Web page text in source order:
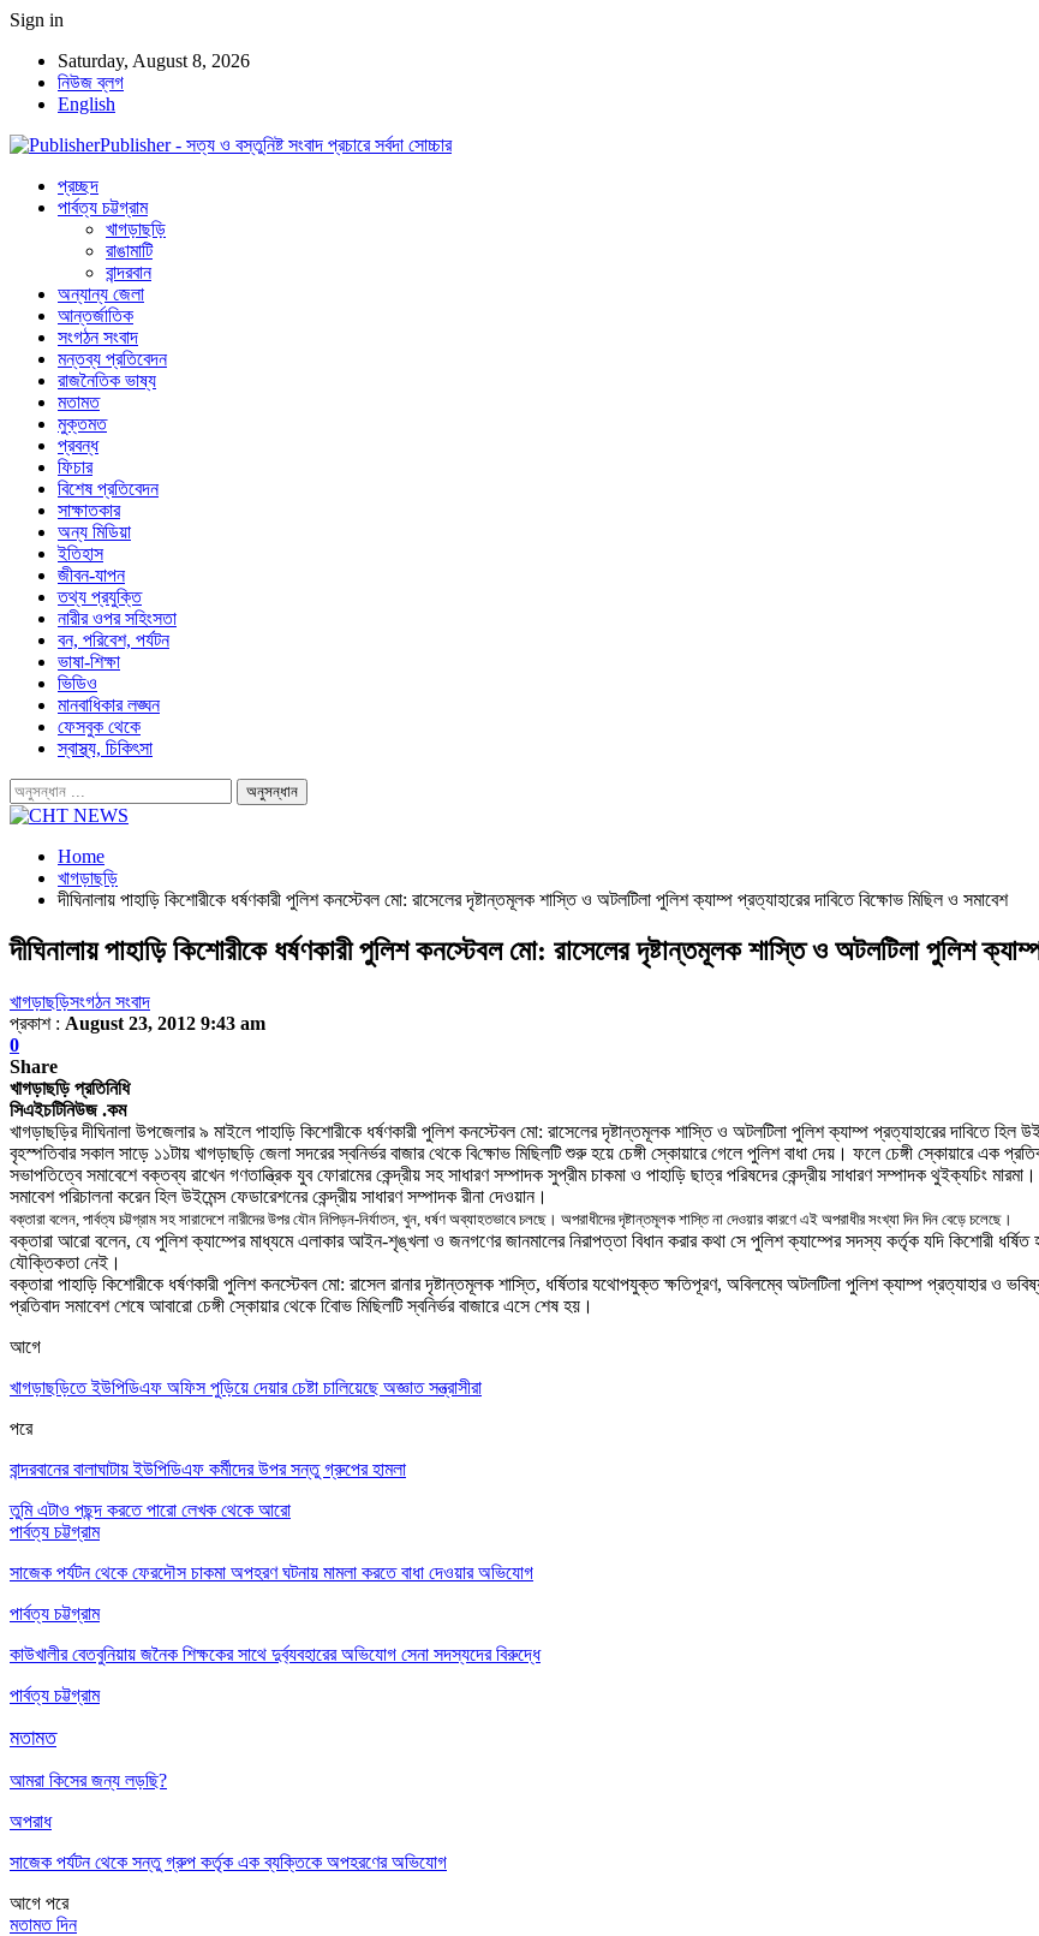
Sign in
Saturday, August 8, 2026
নিউজ ব্লগ
English
Publisher - সত্য ও বস্তুনিষ্ট সংবাদ প্রচারে সর্বদা সোচ্চার
প্রচ্ছদ
পার্বত্য চট্টগ্রাম
খাগড়াছড়ি
রাঙামাটি
বান্দরবান
অন্যান্য জেলা
আন্তর্জাতিক
সংগঠন সংবাদ
মন্তব্য প্রতিবেদন
রাজনৈতিক ভাষ্য
মতামত
মুক্তমত
প্রবন্ধ
ফিচার
বিশেষ প্রতিবেদন
সাক্ষাতকার
অন্য মিডিয়া
ইতিহাস
জীবন-যাপন
তথ্য প্রযুক্তি
নারীর ওপর সহিংসতা
বন, পরিবেশ, পর্যটন
ভাষা-শিক্ষা
ভিডিও
মানবাধিকার লঙ্ঘন
ফেসবুক থেকে
স্বাস্থ্য, চিকিৎসা
Home
খাগড়াছড়ি
দীঘিনালায় পাহাড়ি কিশোরীকে ধর্ষণকারী পুলিশ কনস্টেবল মো: রাসেলের দৃষ্টান্তমূলক শাস্তি ও অটলটিলা পুলিশ ক্যাম্প প্রত্যাহারের দাবিতে বিক্ষোভ মিছিল ও সমাবেশ
দীঘিনালায় পাহাড়ি কিশোরীকে ধর্ষণকারী পুলিশ কনস্টেবল মো: রাসেলের দৃষ্টান্তমূলক শাস্তি ও অটলটিলা পুলিশ
খাগড়াছড়িসংগঠন সংবাদ
প্রকাশ : August 23, 2012 9:43 am
0
Share
খাগড়াছড়ি প্রতিনিধি
সিএইচটিনিউজ .কম
খাগড়াছড়ির দীঘিনালা উপজেলার ৯ মাইলে পাহাড়ি কিশোরীকে ধর্ষণকারী পুলিশ কনস্টেবল মো: রাসেলের দৃষ্টান্তমূলক শাস্তি ও অটলটিলা পুলিশ ক্যাম্প প্রত্যাহারের দাবিতে হিল
বৃহস্পতিবার সকাল সাড়ে ১১টায় খাগড়াছড়ি জেলা সদরের স্বনির্ভর বাজার থেকে বিক্ষোভ মিছিলটি শুরু হয়ে চেঙ্গী স্কোয়ারে গেলে পুলিশ বাধা দেয় । ফলে চেঙ্গী স্কোয়ারে এক
সভাপতিত্বে সমাবেশে বক্তব্য রাখেন গণতান্ত্রিক যুব ফোরামের কেন্দ্রীয় সহ সাধারণ সম্পাদক সুপ্রীম চাকমা ও পাহাড়ি ছাত্র পরিষদের কেন্দ্রীয় সাধারণ সম্পাদক থুইক্যচিং মারমা ।
সমাবেশ পরিচালনা করেন হিল উইমেন্স ফেডারেশনের কেন্দ্রীয় সাধারণ সম্পাদক রীনা দেওয়ান।
বক্তারা বলেন পার্বত্য চট্টগ্রাম সহ সারাদেশে নারীদের উপর যৌন নিপিড়ন-নির্যাতন খুন ধর্ষণ অব্যাহতভাবে চলছে । অপরাধীদের দৃষ্টান্তমূলক শাস্তি না দেওয়ার কারণে এই অপরাধীর সংখ্যা দিন দিন বেড়ে চলেছে ।
বক্তারা আরো বলেন, যে পুলিশ ক্যাম্পের মাধ্যমে এলাকার আইন-শৃঙ্খলা ও জনগণের জানমালের নিরাপত্তা বিধান করার কথা সে পুলিশ ক্যাম্পের সদস্য কর্তৃক যদি কিশোরী ধর্ষিত
যৌক্তিকতা নেই ।
বক্তারা পাহাড়ি কিশোরীকে ধর্ষণকারী পুলিশ কনস্টেবল মো: রাসেল রানার দৃষ্টান্তমূলক শাস্তি, ধর্ষিতার যথোপযুক্তক্ষতিপূরণ, অবিলম্বে অটলটিলা পুলিশ ক্যাম্প প্রত্যাহার ও
প্রতিবাদ সমাবেশ শেষে আবারো চেঙ্গী স্কোয়ার থেকে বিােভ মিছিলটি স্বনির্ভর বাজারে এসে শেষ হয় ।
আগে
খাগড়াছড়িতে ইউপিডিএফ অফিস পুড়িয়ে দেয়ার চেষ্টা চালিয়েছে অজ্ঞাত সন্ত্রাসীরা
পরে
বান্দরবানের বালাঘাটায় ইউপিডিএফ কর্মীদের উপর সন্তু গ্রুপের হামলা
তুমি এটাও পছন্দ করতে পারো লেখক থেকে আরো
পার্বত্য চট্টগ্রাম
সাজেক পর্যটন থেকে ফেরদৌস চাকমা অপহরণ ঘটনায় মামলা করতে বাধা দেওয়ার অভিযোগ
পার্বত্য চট্টগ্রাম
কাউখালীর বেতবুনিয়ায় জনৈক শিক্ষকের সাথে দুর্ব্যবহারের অভিযোগ সেনা সদস্যদের বিরুদ্ধে
পার্বত্য চট্টগ্রাম
মতামত
আমরা কিসের জন্য লড়ছি?
অপরাধ
সাজেক পর্যটন থেকে সন্তু গ্রুপ কর্তৃক এক ব্যক্তিকে অপহরণের অভিযোগ
আগে পরে
মতামত দিন